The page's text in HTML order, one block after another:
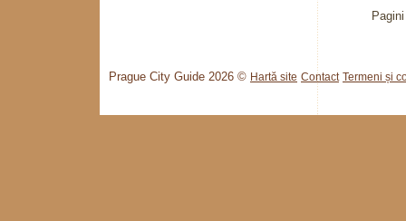
Prague City Guide 2026 © Hartă site Contact Termeni și